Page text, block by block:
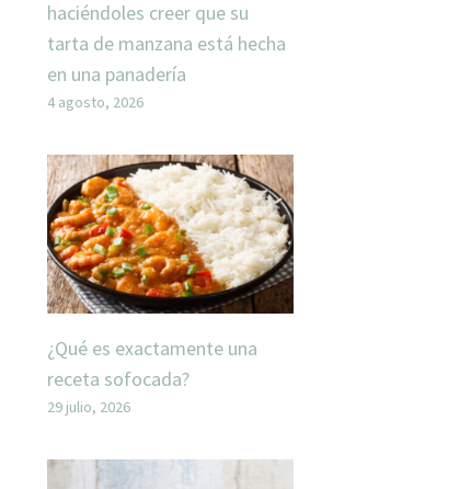
haciéndoles creer que su
tarta de manzana está hecha
en una panadería
4 agosto, 2026
¿Qué es exactamente una
receta sofocada?
29 julio, 2026